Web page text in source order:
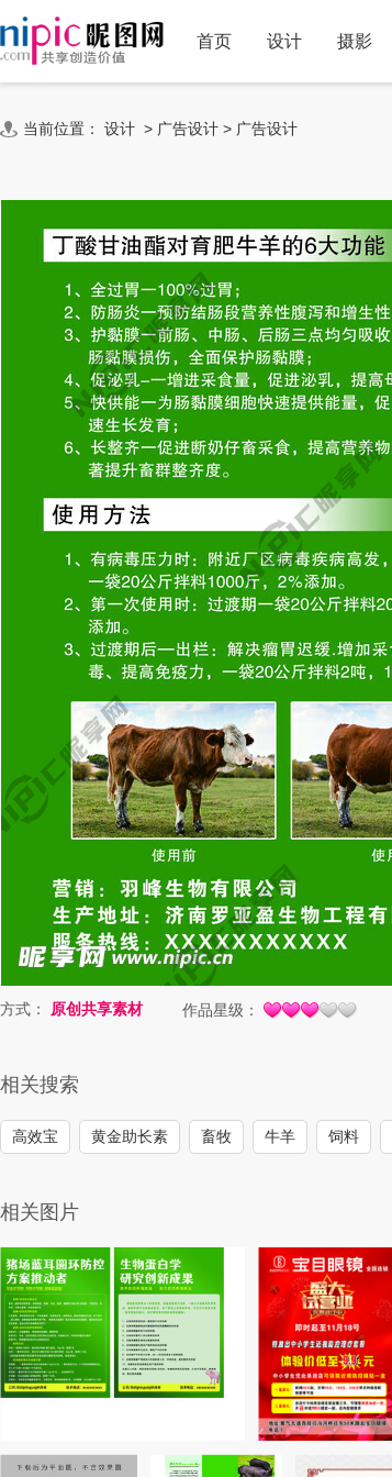
首页 设计 摄影
当前位置： 设计 > 广告设计 > 广告设计
方式： 原创共享素材 作品星级：
相关搜索
高效宝 黄金助长素 畜牧 牛羊 饲料
相关图片